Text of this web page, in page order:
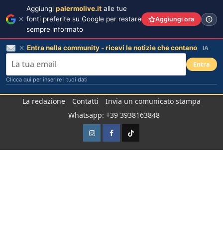
La redazione Contatti
Invia un comunicato stampa
Whatsapp: +39 3938163848
InstagramFacebook
TikTok
Aggiungi palermolive.it alle tue
fonti preferite su Google per restare
sempre informato
Aggiungi ora
Entra nella community - ricevi le notizie che contano IA
Entra
Clicca qui per inserire i tuoi dati